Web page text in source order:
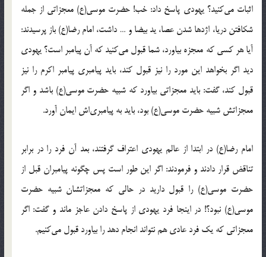
اثبات می‌کنید؟ یهودی پاسخ داد: خب! حضرت موسی(ع) معجزاتی از جمله
شکافتن دریا، اژدها شدن عصا، ید بیضا و … داشت، امام رضا(ع) باز پرسیدند:
آیا هر کسی که معجزه بیاورد، شما قبول می‌کنید که آن پیامبر است؟ یهودی
دید اگر بخواهد این مورد را نیز قبول کند، باید پیامبری پیامبر اکرم را نیز
قبول کند، گفت: باید معجزاتی بیاورد که شبیه حضرت موسی(ع) باشد و اگر
معجزاتش شبیه حضرت موسی(ع) بود، باید به پیامبری‌اش ایمان ‌آورد.
امام رضا(ع) در ابتدا از عالم یهودی اعتراف گرفتند، بعد آن فرد را در برابر
تناقض قرار دادند و فرمودند: اگر این طور است پس چگونه پیامبران قبل از
حضرت موسی(ع) را قبول دارید در حالی که معجزاتشان شبیه حضرت
موسی(ع) نبود؟! در اینجا فرد یهودی از پاسخ دادن عاجز ماند و گفت: اگر
معجزاتی که یک فرد عادی هم نتواند انجام دهد را بیاورد قبول می‌کنیم.